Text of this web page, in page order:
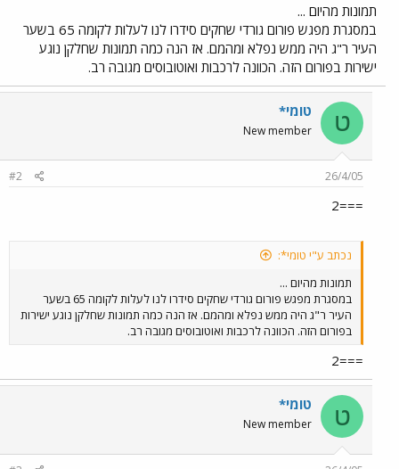
תמונות מהיום ...
במסגרת מפגש פורום גורדי שחקים סידרו לנו לעלות לקומה 65 בשער
העיר ר"ג היה ממש נפלא ומהמם. אז הנה כמה תמונות שחלקן נוגע
ישירות בפורום הזה. הכוונה לרכבות ואוטובוסים מגובה רב.
ט טומי*
New member
26/4/05
#2
===2
נכתב ע"י טומי*:
תמונות מהיום ...
במסגרת מפגש פורום גורדי שחקים סידרו לנו לעלות לקומה 65 בשער
העיר ר"ג היה ממש נפלא ומהמם. אז הנה כמה תמונות שחלקן נוגע ישירות
בפורום הזה. הכוונה לרכבות ואוטובוסים מגובה רב.
===2
ט טומי*
New member